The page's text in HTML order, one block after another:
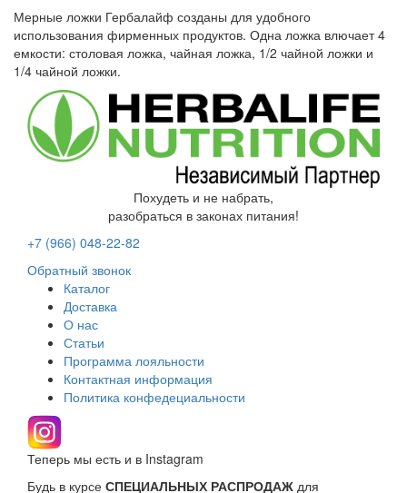
Мерные ложки Гербалайф созданы для удобного
использования фирменных продуктов. Одна ложка влючает 4
емкости: столовая ложка, чайная ложка, 1/2 чайной ложки и
1/4 чайной ложки.
Похудеть и не набрать,
разобраться в законах питания!
+7 (966) 048-22-82
Обратный звонок
Каталог
Доставка
О нас
Статьи
Программа лояльности
Контактная информация
Политика конфедециальности
Теперь мы есть и в Instagram
Будь в курсе СПЕЦИАЛЬНЫХ РАСПРОДАЖ для